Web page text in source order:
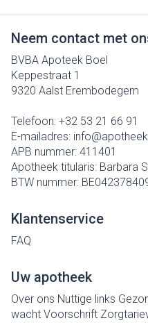
Neem contact met
BVBA Apoteek Boel
Keppestraat 1
9320 Aalst Erembodegem
Telefoon: +32 53 21 66 91
E-mailadres: info@
APB nummer: 411401
Apotheek titularis: Barbara
BTW nummer:
Klantenservice
FAQ
Uw apotheek
Over ons Nuttige links
wacht Voorschrift